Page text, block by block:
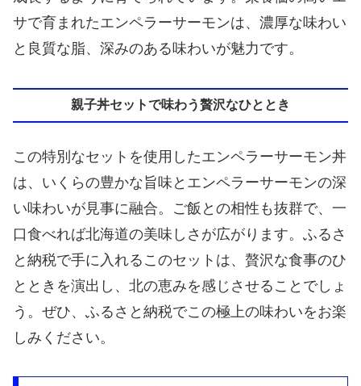
サで育まれたエンペラーサーモンは、濃厚な味わい
と良質な脂、深みのある味わいが魅力です。
親子丼セットで味わう贅沢なひととき
この特別なセットを使用したエンペラーサーモン丼
は、いくらの豊かな旨味とエンペラーサーモンの深
い味わいが見事に融合。ご飯との相性も抜群で、一
口食べれば北海道の美味しさが広がります。ふるさ
と納税で手に入れるこのセットは、贅沢な食事のひ
とときを演出し、北の恵みを感じさせることでしょ
う。ぜひ、ふるさと納税でこの極上の味わいをお楽
しみください。